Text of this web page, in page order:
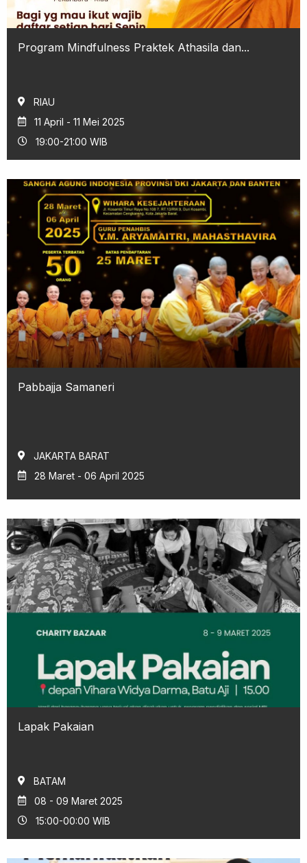
Program Mindfulness Praktek Athasila dan...
RIAU
11 April - 11 Mei 2025
19:00-21:00 WIB
Pabbajja Samaneri
JAKARTA BARAT
28 Maret - 06 April 2025
Lapak Pakaian
BATAM
08 - 09 Maret 2025
15:00-00:00 WIB